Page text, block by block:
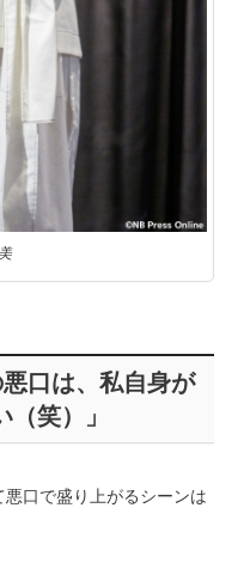
口は、私自身が
笑）」
口で盛り上がるシーンは